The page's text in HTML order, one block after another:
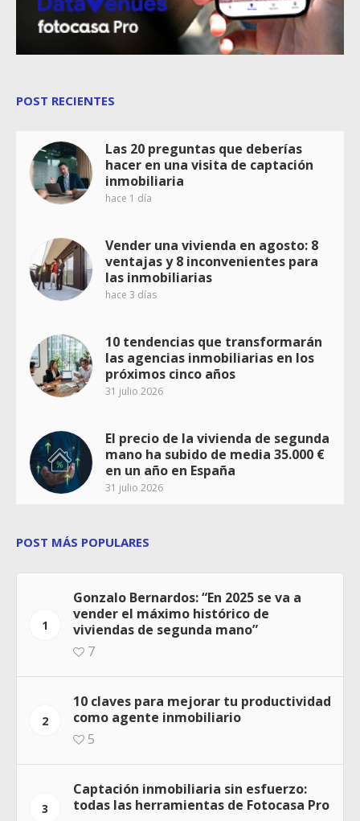
POST RECIENTES
Las 20 preguntas que deberías
hacer en una visita de captación
inmobiliaria
hace 1 día
Vender una vivienda en agosto: 8
ventajas y 8 inconvenientes para
las inmobiliarias
hace 3 días
10 tendencias que transformarán
las agencias inmobiliarias en los
próximos cinco años
31 julio 2026
El precio de la vivienda de segunda
mano ha subido de media 35.000 €
en un año en España
31 julio 2026
POST MÁS POPULARES
1
Gonzalo Bernardos: “En 2025 se va a
vender el máximo histórico de
viviendas de segunda mano”
7
2
10 claves para mejorar tu productividad
como agente inmobiliario
5
3
Captación inmobiliaria sin esfuerzo:
todas las herramientas de Fotocasa Pro